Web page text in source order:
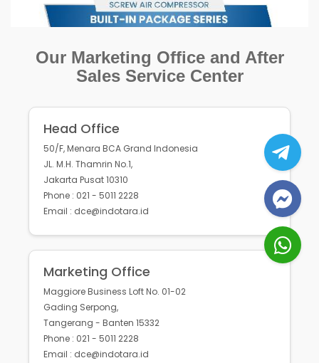
Our Marketing Office and After
Sales Service Center
Head Office
50/F, Menara BCA Grand Indonesia
JL. M.H. Thamrin No.1,
Jakarta Pusat 10310
Phone : 021 - 5011 2228
Email : dce@indotara.id
Marketing Office
Maggiore Business Loft No. 01-02
Gading Serpong,
Tangerang - Banten 15332
Phone : 021 - 5011 2228
Email : dce@indotara.id